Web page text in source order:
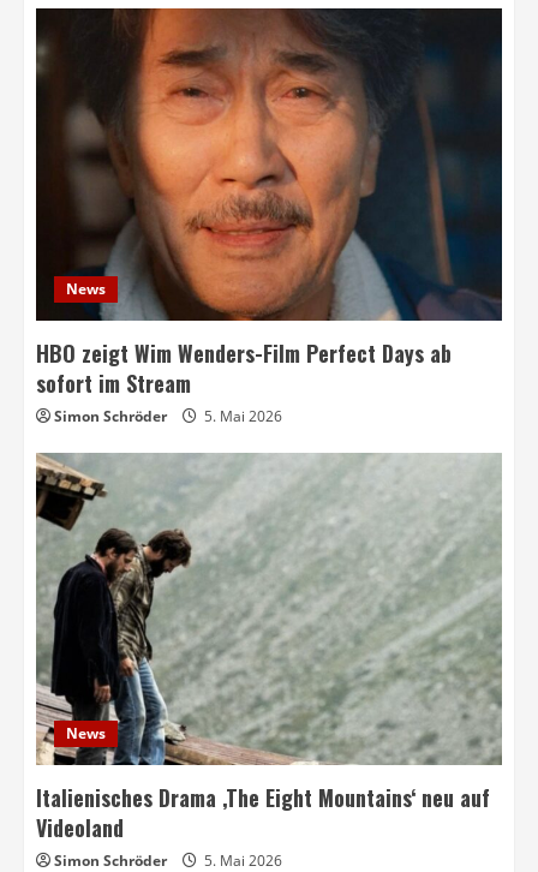
News
HBO zeigt Wim Wenders-Film Perfect Days ab
sofort im Stream
Simon Schröder 5. Mai 2026
News
Italienisches Drama ‚The Eight Mountains‘ neu auf
Videoland
Simon Schröder 5. Mai 2026